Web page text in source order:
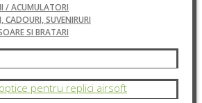
/ ACUMULATORI
CADOURI, SUVENIRURI
SI BRATARI
pentru replici airsoft